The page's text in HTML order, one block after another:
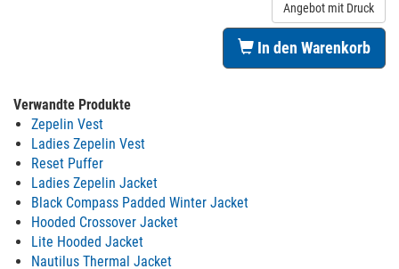
Angebot mit Druck
In den Warenkorb
Verwandte Produkte
Zepelin Vest
Ladies Zepelin Vest
Reset Puffer
Ladies Zepelin Jacket
Black Compass Padded Winter Jacket
Hooded Crossover Jacket
Lite Hooded Jacket
Nautilus Thermal Jacket